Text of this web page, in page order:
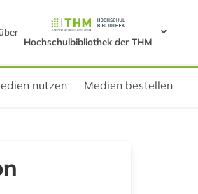
Hochschulbibliothek der THM
nutzen Medien bestellen